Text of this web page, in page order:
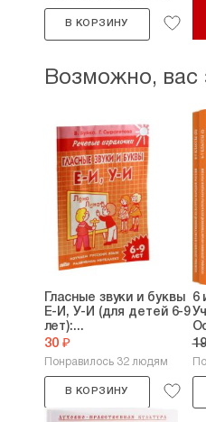
В КОРЗИНУ
Возможно, вас
Гласные звуки и буквы
Е-И, У-И (для детей 6-9
лет):...
30 ₽
Понравилось 32 людям
В КОРЗИНУ
6